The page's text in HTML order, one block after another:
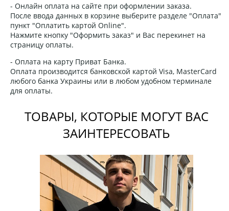
- Онлайн оплата на сайте при оформлении заказа.
После ввода данных в корзине выберите разделе "Оплата"
пункт "Оплатить картой Online".
Нажмите кнопку "Оформить заказ" и Вас перекинет на
страницу оплаты.
- Оплата на карту Приват Банка.
Оплата производится банковской картой Visa, MasterCard
любого банка Украины или в любом удобном терминале
для оплаты.
ТОВАРЫ, КОТОРЫЕ МОГУТ ВАС
ЗАИНТЕРЕСОВАТЬ